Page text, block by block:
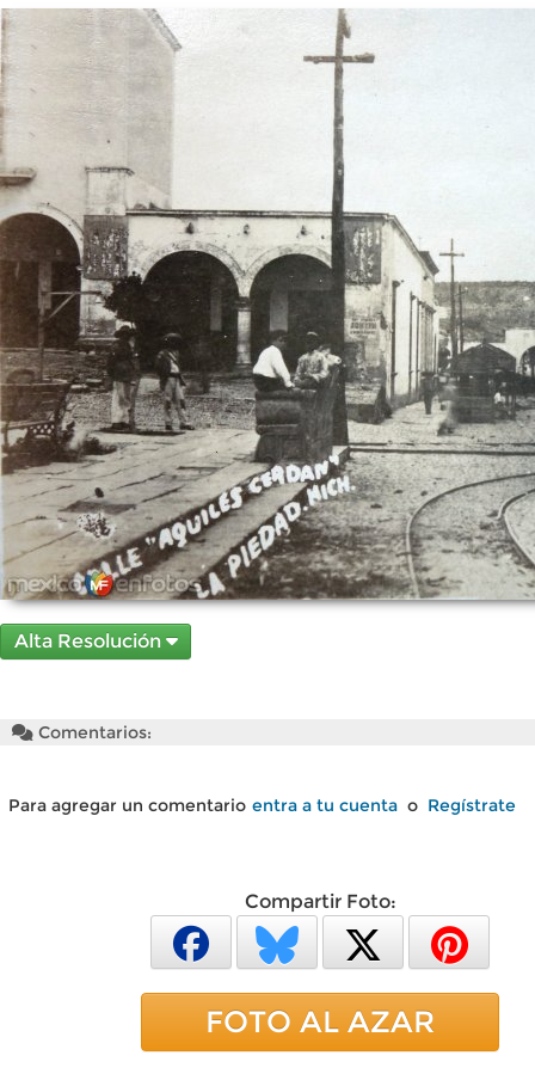
Alta Resolución
Comentarios:
Para agregar un comentario entra a tu cuenta o Regístrate
Compartir Foto:
FOTO AL AZAR